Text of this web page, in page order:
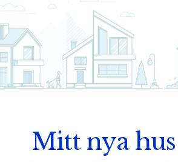
HITTA INSPIRATION
TOTALKOSTNAD
ANVÄND DIN FANTASI
Mitt nya hus |